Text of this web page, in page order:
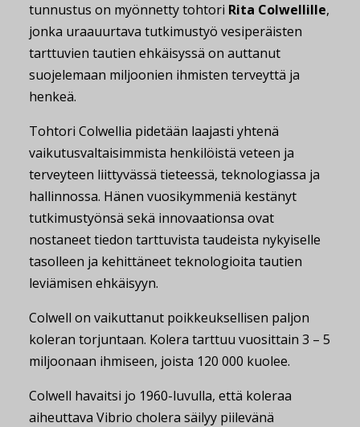
tunnustus on myönnetty tohtori Rita Colwellille,
jonka uraauurtava tutkimustyö vesiperäisten
tarttuvien tautien ehkäisyssä on auttanut
suojelemaan miljoonien ihmisten terveyttä ja
henkeä.
Tohtori Colwellia pidetään laajasti yhtenä
vaikutusvaltaisimmista henkilöistä veteen ja
terveyteen liittyvässä tieteessä, teknologiassa ja
hallinnossa. Hänen vuosikymmeniä kestänyt
tutkimustyönsä sekä innovaationsa ovat
nostaneet tiedon tarttuvista taudeista nykyiselle
tasolleen ja kehittäneet teknologioita tautien
leviämisen ehkäisyyn.
Colwell on vaikuttanut poikkeuksellisen paljon
koleran torjuntaan. Kolera tarttuu vuosittain 3 – 5
miljoonaan ihmiseen, joista 120 000 kuolee.
Colwell havaitsi jo 1960-luvulla, että koleraa
aiheuttava Vibrio cholera säilyy piilevänä